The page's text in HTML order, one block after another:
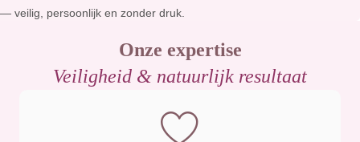
— veilig, persoonlijk en zonder druk.
Onze expertise
Veiligheid & natuurlijk resultaat